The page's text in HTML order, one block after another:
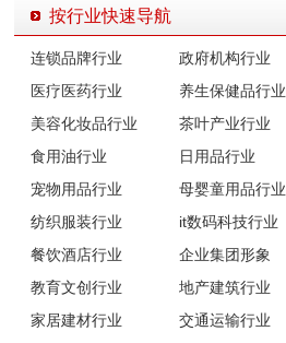
按行业快速导航
连锁品牌行业 政府机构行业
医疗医药行业
养生保健品行业
美容化妆品行业
茶叶产业行业
食用油行业
日用品行业
宠物用品行业
母婴童用品行业
纺织服装行业
it数码科技行业
餐饮酒店行业
企业集团形象
教育文创行业
地产建筑行业
家居建材行业
交通运输行业